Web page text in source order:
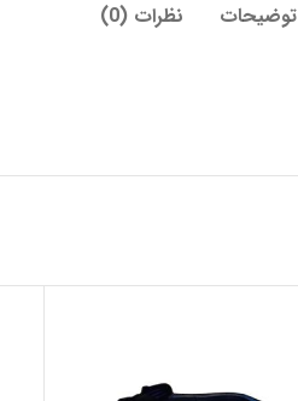
توضیحات نظرات (0)